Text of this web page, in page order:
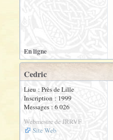
En ligne
Cedric
Lieu : Près de Lille
Inscription : 1999
Messages : 6 026
Webmestre de JRRVF
Site Web